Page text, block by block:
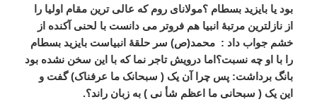
بود یا بایزید بسطام ؟مولانای روم که عالی ترین مقام اولیا را
از نازلترین مرتبۀ انبیا هم فروتر می دانست با لحنی آکنده از
خشم جواب داد : محمد(ص) سر حلقۀ انبیاست بایزید بسطام
را با او چه نسبت؟اما درویش تاجر نما که با این سخن نشده بود
بانگ برداشت: پس چرا آن یک ( سبحانک ما عرفناک) گفت و
این یک ( سبحانی ما اعظم شأ نی ) به زبان راند؟.